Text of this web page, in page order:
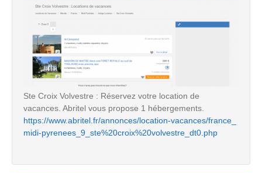
Ste Croix Volvestre : Réservez votre location de
vacances. Abritel vous propose 1 hébergements.
https://www.abritel.fr/annonces/location-vacances/france_
midi-pyrenees_9_ste%20croix%20volvestre_dt0.php